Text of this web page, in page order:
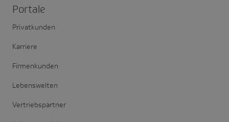
Portale
Privatkunden
Karriere
Firmenkunden
Lebenswelten
Vertriebspartner